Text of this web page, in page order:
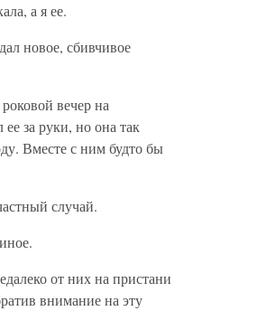
а я ее.
новое, сбивчивое
вечер на
за руки, но она так
Вместе с ним будто бы
случай.
от них на пристани
внимание на эту